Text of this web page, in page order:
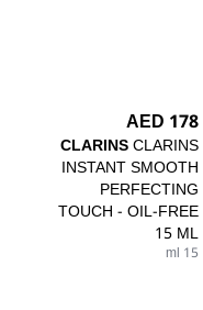
178 AED
CLARINSCLARINS
INSTANT SMOOTH
PERFECTING
TOUCH - OIL-FREE
15 ML
15 ml